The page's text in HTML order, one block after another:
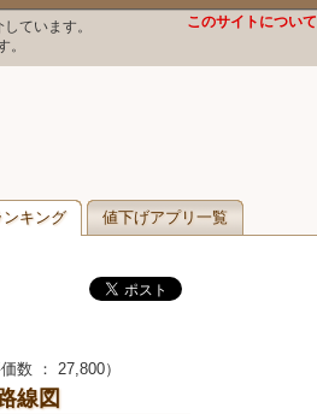
ています。
。
このサイトについて
ンキング
値下げアプリ一覧
数 ： 27,800）
線図